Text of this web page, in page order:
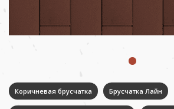
Коричневая брусчатка Брусчатка Лайн